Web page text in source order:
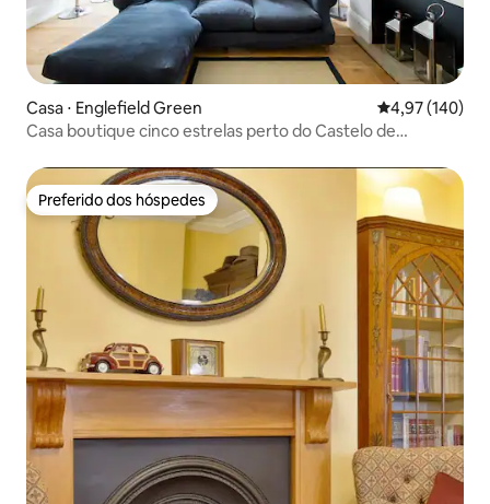
Casa ⋅ Englefield Green 4,97 de uma
4,97 (140)
Casa boutique cinco estrelas perto do Castelo de
Preferido dos hóspedes
Preferido dos hóspedes